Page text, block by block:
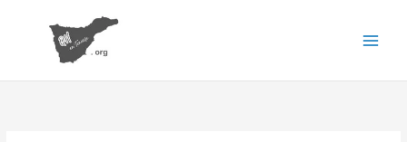
contenido